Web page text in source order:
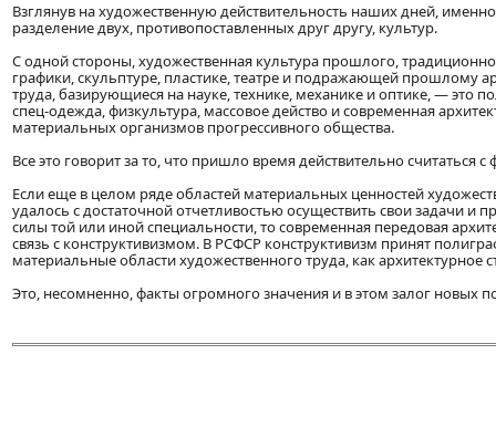
Взглянув на художественную действительность наших дней,
разделение двух, противопоставленных друг другу, культур.
С одной стороны, художественная культура прошлого,
графики, скульптуре, пластике, театре и подражающей прошлому
труда, базирующиеся на науке, технике, механике и оптике, — это
спец-одежда, физкультура, массовое действо и современная
материальных организмов прогрессивного общества.
Все это говорит за то, что пришло время действительно считаться с
Если еще в целом ряде областей материальных ценностей
удалось с достаточной отчетливостью осуществить свои задачи
силы той или иной специальности, то современная передовая
связь с конструктивизмом. В РСФСР конструктивизм принят
материальные области художественного труда, как
Это, несомненно, факты огромного значения и в этом залог новых